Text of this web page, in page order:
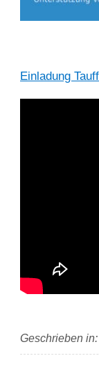
Einladung
Geschrieben in: